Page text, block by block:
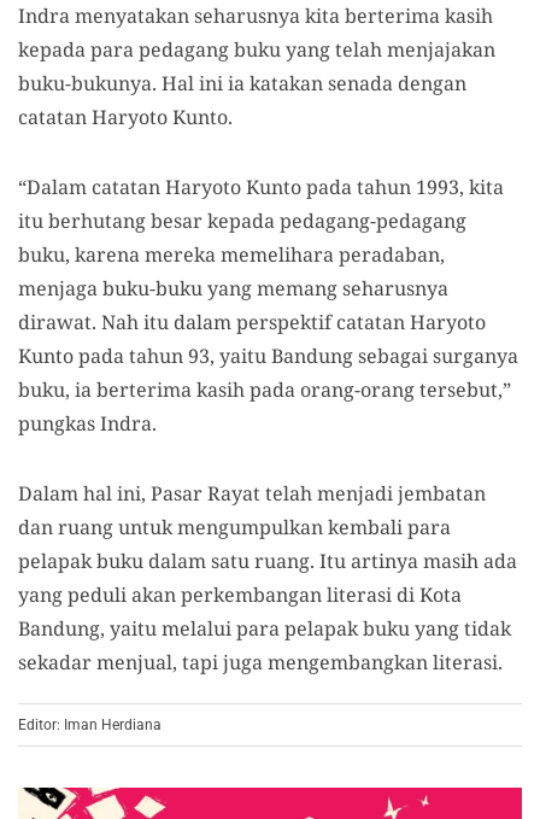
Indra menyatakan seharusnya kita berterima kasih
kepada para pedagang buku yang telah menjajakan
buku-bukunya. Hal ini ia katakan senada dengan
catatan Haryoto Kunto.
“Dalam catatan Haryoto Kunto pada tahun 1993, kita
itu berhutang besar kepada pedagang-pedagang
buku, karena mereka memelihara peradaban,
menjaga buku-buku yang memang seharusnya
dirawat. Nah itu dalam perspektif catatan Haryoto
Kunto pada tahun 93, yaitu Bandung sebagai surganya
buku, ia berterima kasih pada orang-orang tersebut,”
pungkas Indra.
Dalam hal ini, Pasar Rayat telah menjadi jembatan
dan ruang untuk mengumpulkan kembali para
pelapak buku dalam satu ruang. Itu artinya masih ada
yang peduli akan perkembangan literasi di Kota
Bandung, yaitu melalui para pelapak buku yang tidak
sekadar menjual, tapi juga mengembangkan literasi.
Editor: Iman Herdiana